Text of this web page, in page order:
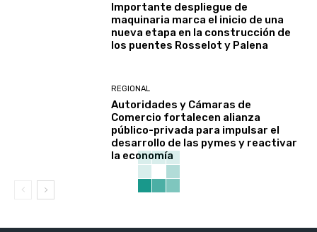
Importante despliegue de
maquinaria marca el inicio de una
nueva etapa en la construcción de
los puentes Rosselot y Palena
REGIONAL
Autoridades y Cámaras de
Comercio fortalecen alianza
público-privada para impulsar el
desarrollo de las pymes y reactivar
la economía